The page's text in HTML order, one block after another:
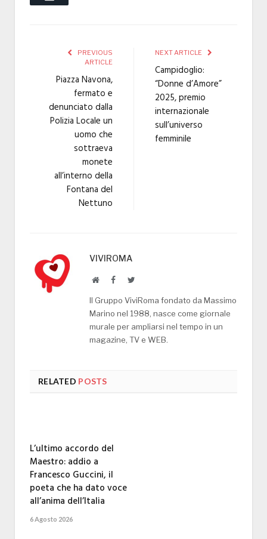
PREVIOUS
ARTICLE
Piazza Navona,
fermato e
denunciato dalla
Polizia Locale un
uomo che
sottraeva
monete
all’interno della
Fontana del
Nettuno
NEXT ARTICLE
Campidoglio:
“Donne d’Amore”
2025, premio
internazionale
sull’universo
femminile
VIVIROMA
WebsiteFacebookTwitter
Il Gruppo ViviRoma fondato da Massimo
Marino nel 1988, nasce come giornale
murale per ampliarsi nel tempo in un
magazine, TV e WEB.
RELATED POSTS
L’ultimo accordo del
Maestro: addio a
Francesco Guccini, il
poeta che ha dato voce
all’anima dell’Italia
6 Agosto 2026